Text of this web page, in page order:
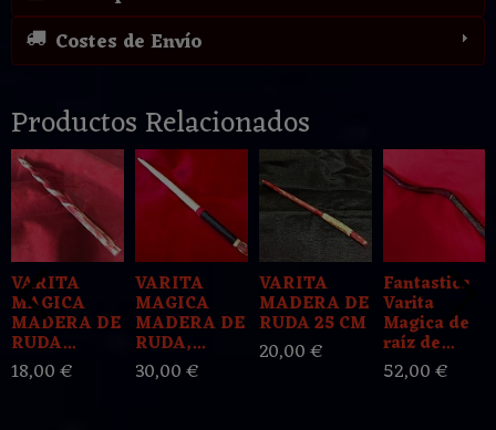
Costes de Envío
Productos Relacionados
VARITA
MAGICA
MADERA DE
RUDA...
18,00 €
VARITA
MAGICA
MADERA DE
RUDA,...
30,00 €
VARITA
MADERA DE
RUDA 25 CM
20,00 €
Fantastica
Varita
Magica de
raíz de...
52,00 €